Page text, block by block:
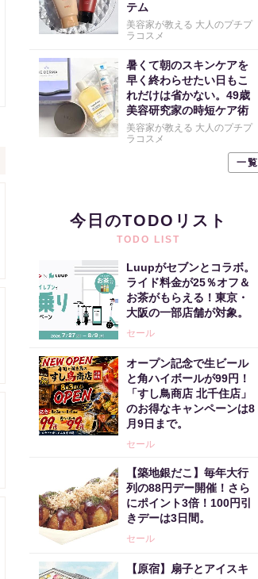
テム
美容家が教える 大人のプチプ
ラコスメ
暑くて朝のスキンケアを
早く終わらせたい日もこ
れだけは省かない。49歳
美容研究家の時短ケア術
美容家が教える 大人のプチプ
ラコスメ
一覧
今日のTODOリスト
TODO LIST
Luupがセブンとコラボ。
ライド料金が25％オフ＆
お茶がもらえる！東京・
大阪の一部店舗が対象。
セール
オープン記念で生ビール
と角ハイボールが99円！
「すし鳥商店 北千住店」
のお得なキャンペーンは8
月9日まで。
セール
【築地銀だこ】毎年大行
列の88円デー開催！さら
にポイント3倍！100円引
きデーは3日間。
セール
【原宿】扇子とアイスキ